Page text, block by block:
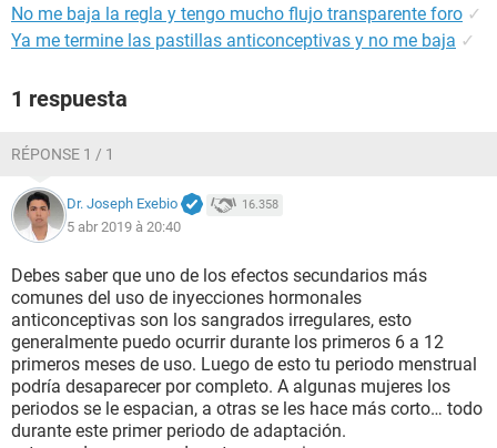
No me baja la regla y tengo mucho flujo transparente foro ✓
Ya me termine las pastillas anticonceptivas y no me baja ✓
1 respuesta
RÉPONSE 1 / 1
Dr. Joseph Exebio 16.358
5 abr 2019 à 20:40
Debes saber que uno de los efectos secundarios más
comunes del uso de inyecciones hormonales
anticonceptivas son los sangrados irregulares, esto
generalmente puedo ocurrir durante los primeros 6 a 12
primeros meses de uso. Luego de esto tu periodo menstrual
podría desaparecer por completo. A algunas mujeres los
periodos se le espacian, a otras se les hace más corto… todo
durante este primer periodo de adaptación.